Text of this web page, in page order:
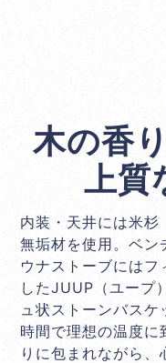
木の香
上質
内装・天井には米
無垢材を使用。ベン
ウナストーブには
したJUUP（ユープ
ュ状ストーンバス
時間で理想の温度に
りに包まれながら